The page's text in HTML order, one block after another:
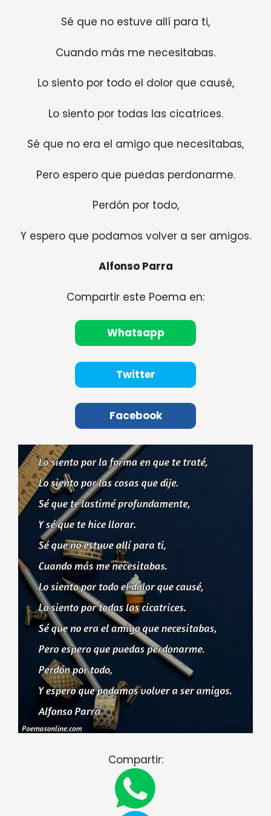
Sé que no estuve allí para ti,
Cuando más me necesitabas.
Lo siento por todo el dolor que causé,
Lo siento por todas las cicatrices.
Sé que no era el amigo que necesitabas,
Pero espero que puedas perdonarme.
Perdón por todo,
Y espero que podamos volver a ser amigos.
Alfonso Parra
Compartir este Poema en:
Whatsapp
Twitter
Facebook
Compartir: